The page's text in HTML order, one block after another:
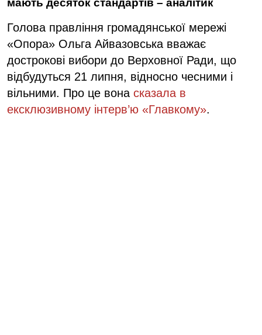
мають десяток стандартів – аналітик
Голова правління громадянської мережі
«Опора» Ольга Айвазовська вважає
дострокові вибори до Верховної Ради, що
відбудуться 21 липня, відносно чесними і
вільними. Про це вона сказала в
ексклюзивному інтерв’ю «Главкому».